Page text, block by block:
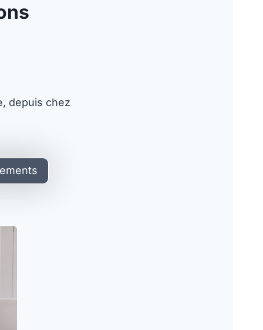
depuis chez